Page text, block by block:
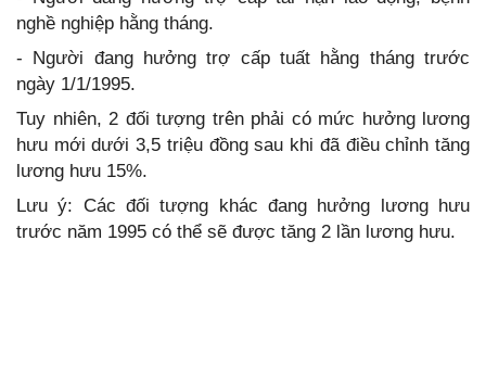
nghề nghiệp hằng tháng.
- Người đang hưởng trợ cấp tuất hằng tháng trước
ngày 1/1/1995.
Tuy nhiên, 2 đối tượng trên phải có mức hưởng lương
hưu mới dưới 3,5 triệu đồng sau khi đã điều chỉnh tăng
lương hưu 15%.
Lưu ý: Các đối tượng khác đang hưởng lương hưu
trước năm 1995 có thể sẽ được tăng 2 lần lương hưu.